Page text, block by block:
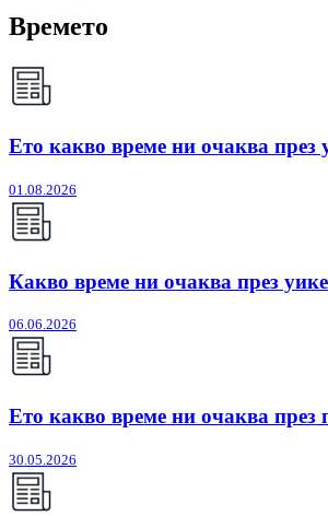
Времето
Ето какво време ни очаква през
01.08.2026
Какво време ни очаква през
06.06.2026
Ето какво време ни очаква през
30.05.2026